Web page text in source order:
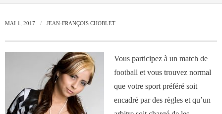
Conseil
- Conseil en stratégie commerciale
- Conseil en développement des outils
de vente
MAI 1, 2017 JEAN-FRANÇOIS CHOBLET
Vous participez à un match de
football et vous trouvez normal
que votre sport préféré soit
encadré par des règles et qu’un